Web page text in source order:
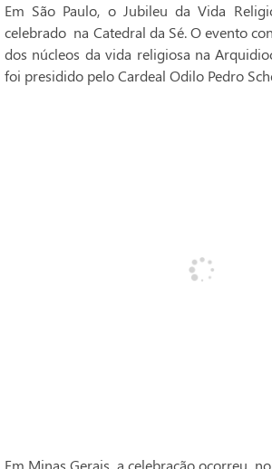
Em São Paulo, o Jubileu da Vida
celebrado na Catedral da Sé. O evento
dos núcleos da vida religiosa na
foi presidido pelo Cardeal Odilo Pedro
Em Minas Gerais, a celebração ocorreu